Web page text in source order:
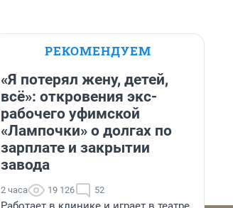
РЕКОМЕНДУЕМ
«Я потерял жену, детей,
всё»: откровения экс-
рабочего уфимской
«Лампочки» о долгах по
зарплате и закрытии
завода
2 часа 19 126 52